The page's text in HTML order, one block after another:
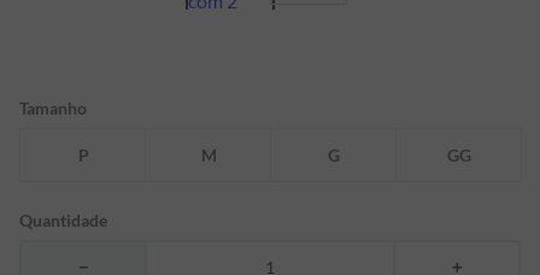
Tamanho
P M G GG
Quantidade
＋
－